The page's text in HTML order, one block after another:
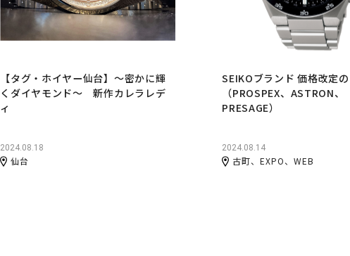
【タグ・ホイヤー仙台】～密かに輝
くダイヤモンド～ 新作カレラレデ
ィ
2024.08.18
仙台
SEIKOブランド 価格改定
（PROSPEX、ASTRON、
PRESAGE）
2024.08.14
古町、EXPO、WEB